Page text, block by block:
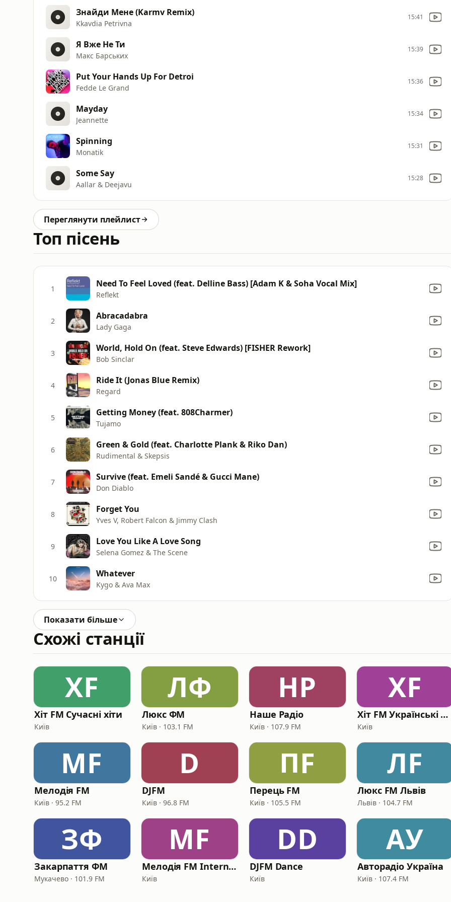
Знайди Мене (Karmv Remix)
Kkavdia Petrivna
15:41
Я Вже Не Ти
Макс Барських
15:39
Put Your Hands Up For Detroi
Fedde Le Grand
15:36
Mayday
Jeannette
15:34
Spinning
Monatik
15:31
Some Say
Aallar & Deejavu
15:28
Переглянути плейлист
Топ пісень
1 Need To Feel Loved (feat. Delline Bass) [Adam K & Soha Vocal Mix]
Reflekt
2 Abracadabra
Lady Gaga
3 World, Hold On (feat. Steve Edwards) [FISHER Rework]
Bob Sinclar
4 Ride It (Jonas Blue Remix)
Regard
5 Getting Money (feat. 808Charmer)
Tujamo
6 Green & Gold (feat. Charlotte Plank & Riko Dan)
Rudimental & Skepsis
7 Survive (feat. Emeli Sandé & Gucci Mane)
Don Diablo
8 Forget You
Yves V, Robert Falcon & Jimmy Clash
9 Love You Like A Love Song
Selena Gomez & The Scene
10 Whatever
Kygo & Ava Max
Показати більше
Схожі станції
ХF
Хіт FM Сучасні хіти
Київ
ЛФ
Люкс ФМ
Київ · 103.1 FM
НР
Наше Радіо
Київ · 107.9 FM
ХF
Хіт FM Українські хіти
Київ
МF
Мелодія FM
Київ · 95.2 FM
D
DJFM
Київ · 96.8 FM
ПF
Перець FM
Київ · 105.5 FM
ЛF
Люкс FM Львів
Львів · 104.7 FM
ЗФ
Закарпаття ФМ
Мукачево · 101.9 FM
МF
Мелодія FM International
Київ
DD
DJFM Dance
Київ
АУ
Авторадіо Україна
Київ · 107.4 FM